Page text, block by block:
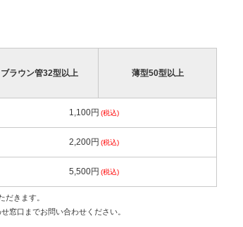
ブラウン管32型以上 薄型50型以上
1,100円 (税込)
2,200円 (税込)
5,500円 (税込)
きます。
窓口までお問い合わせください。